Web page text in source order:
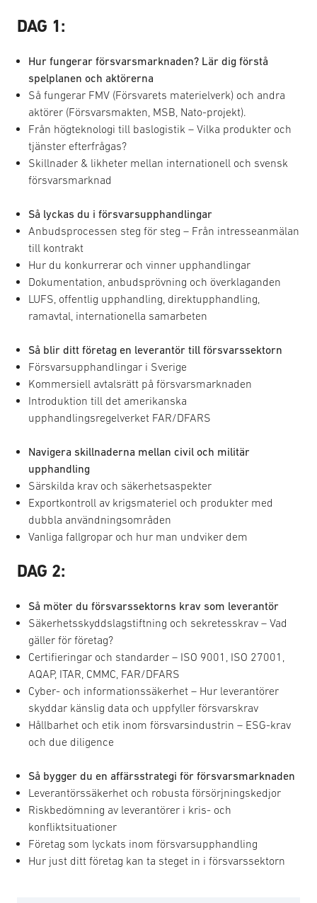
DAG 1:
Hur fungerar försvarsmarknaden? Lär dig förstå
spelplanen och aktörerna
Så fungerar FMV (Försvarets materielverk) och andra
aktörer (Försvarsmakten, MSB, Nato-projekt).
Från högteknologi till baslogistik – Vilka produkter och
tjänster efterfrågas?
Skillnader & likheter mellan internationell och svensk
försvarsmarknad
Så lyckas du i försvarsupphandlingar
Anbudsprocessen steg för steg – Från intresseanmälan
till kontrakt
Hur du konkurrerar och vinner upphandlingar
Dokumentation, anbudsprövning och överklaganden
LUFS, offentlig upphandling, direktupphandling,
ramavtal, internationella samarbeten
Så blir ditt företag en leverantör till försvarssektorn
Försvarsupphandlingar i Sverige
Kommersiell avtalsrätt på försvarsmarknaden
Introduktion till det amerikanska
upphandlingsregelverket FAR/DFARS
Navigera skillnaderna mellan civil och militär
upphandling
Särskilda krav och säkerhetsaspekter
Exportkontroll av krigsmateriel och produkter med
dubbla användningsområden
Vanliga fallgropar och hur man undviker dem
DAG 2:
Så möter du försvarssektorns krav som leverantör
Säkerhetsskyddslagstiftning och sekretesskrav – Vad
gäller för företag?
Certifieringar och standarder – ISO 9001, ISO 27001,
AQAP, ITAR, CMMC, FAR/DFARS
Cyber- och informationssäkerhet – Hur leverantörer
skyddar känslig data och uppfyller försvarskrav
Hållbarhet och etik inom försvarsindustrin – ESG-krav
och due diligence
Så bygger du en affärsstrategi för försvarsmarknaden
Leverantörssäkerhet och robusta försörjningskedjor
Riskbedömning av leverantörer i kris- och
konfliktsituationer
Företag som lyckats inom försvarsupphandling
Hur just ditt företag kan ta steget in i försvarssektorn